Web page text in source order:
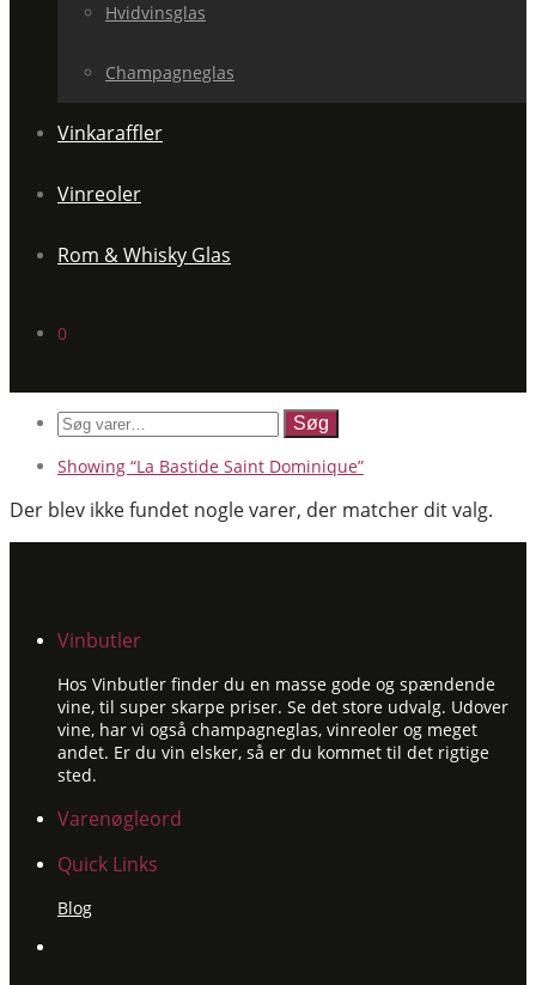
Hvidvinsglas
Champagneglas
Vinkaraffler
Vinreoler
Rom & Whisky Glas
0
Søg
efter:
Showing “La Bastide Saint Dominique”
Der blev ikke fundet nogle varer, der matcher dit valg.
Vinbutler
Hos Vinbutler finder du en masse gode og spændende
vine, til super skarpe priser. Se det store udvalg. Udover
vine, har vi også champagneglas, vinreoler og meget
andet. Er du vin elsker, så er du kommet til det rigtige
sted.
Varenøgleord
Quick Links
Blog